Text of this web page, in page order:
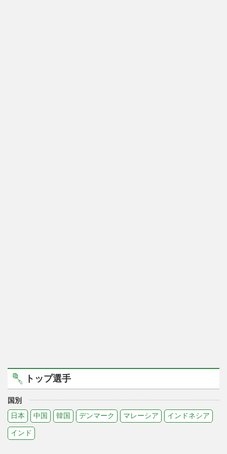
トップ選手
国別
日本
中国 韓国 デンマーク マレーシア インドネシア
インド